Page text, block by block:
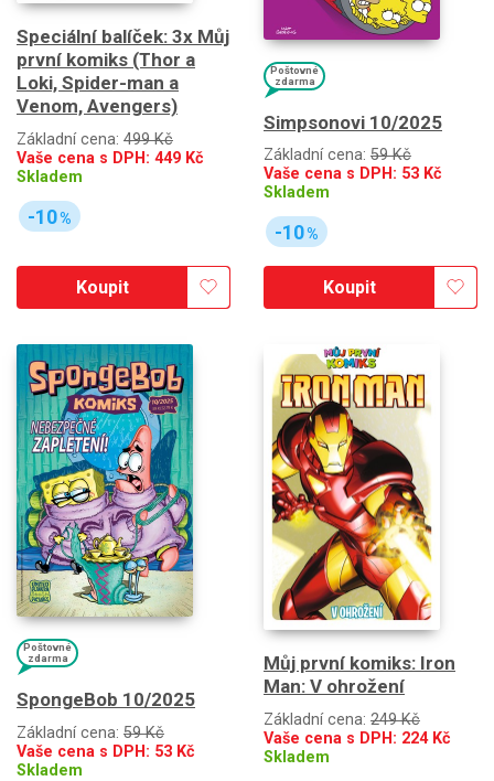
Speciální balíček: 3x Můj
první komiks (Thor a
Loki, Spider-man a
Venom, Avengers)
Základní cena: 499 Kč
Vaše cena s DPH: 449 Kč
Skladem
-10%
Koupit
Poštovné
zdarma
Simpsonovi 10/2025
Základní cena: 59 Kč
Vaše cena s DPH: 53 Kč
Skladem
-10%
Koupit
Poštovné
zdarma
SpongeBob 10/2025
Základní cena: 59 Kč
Vaše cena s DPH: 53 Kč
Skladem
Můj první komiks: Iron
Man: V ohrožení
Základní cena: 249 Kč
Vaše cena s DPH: 224Kč
Skladem